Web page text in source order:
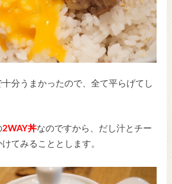
分うまかったので、全て平らげてし
2WAY丼なのですから、だし汁とチー
てみることとします。